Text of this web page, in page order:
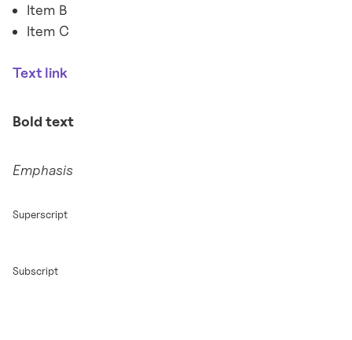
Item B
Item C
Text link
Bold text
Emphasis
Superscript
Subscript